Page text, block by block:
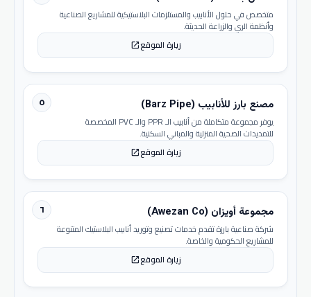
متخصص في حلول الأنابيب والمستلزمات البلاستيكية للمشاريع الصناعية
وأنظمة الري والزراعة الحديثة.
زيارة الموقعopen_in_new
٥ مصنع بارز للأنابيب (Barz Pipe)
يوفر مجموعة متكاملة من أنابيب الـ PPR والـ PVC المخصصة
للتمديدات الصحية المنزلية والمباني السكنية.
زيارة الموقعopen_in_new
٦ مجموعة أويزان (Awezan Co)
شركة صناعية بارزة تقدم خدمات تصنيع وتوريد أنابيب البلاستيك المتنوعة
للمشاريع الحكومية والخاصة.
زيارة الموقعopen_in_new